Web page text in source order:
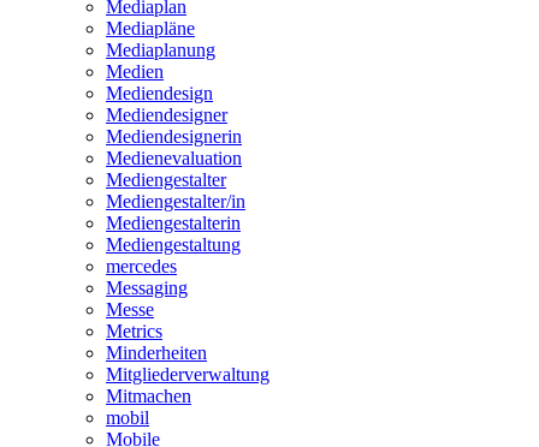
Mediaplan
Mediapläne
Mediaplanung
Medien
Mediendesign
Mediendesigner
Mediendesignerin
Medienevaluation
Mediengestalter
Mediengestalter/in
Mediengestalterin
Mediengestaltung
mercedes
Messaging
Messe
Metrics
Minderheiten
Mitgliederverwaltung
Mitmachen
mobil
Mobile